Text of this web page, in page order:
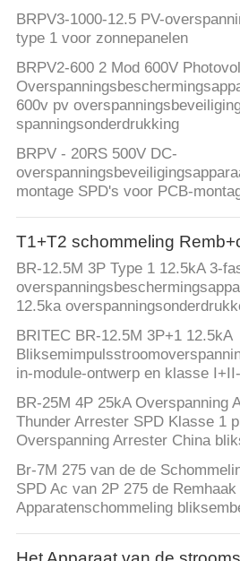
BRPV3-1000-12.5 PV-
type 1 voor zonnepanelen
BRPV2-600 2 Mod 600V
600v pv
spanningsonderdrukking
BRPV - 20RS 500V DC-
montage SPD's voor PCB-
T1+T2 schommeling
BR-12.5M 3P Type 1 12.5kA 3-
12.5ka
BRITEC BR-12.5M 3P+1 12.5kA
in-module-ontwerp en klasse
BR-25M 4P 25kA Overspanning
Thunder Arrester SPD Klasse 1
Overspanning Arrester China
Br-7M 275 van de de
SPD Ac van 2P 275 de
Apparatenschommeling